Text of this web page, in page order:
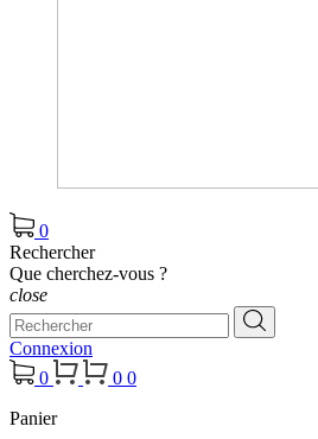
0
Rechercher
Que cherchez-vous ?
close
Connexion
0
0 0
Panier